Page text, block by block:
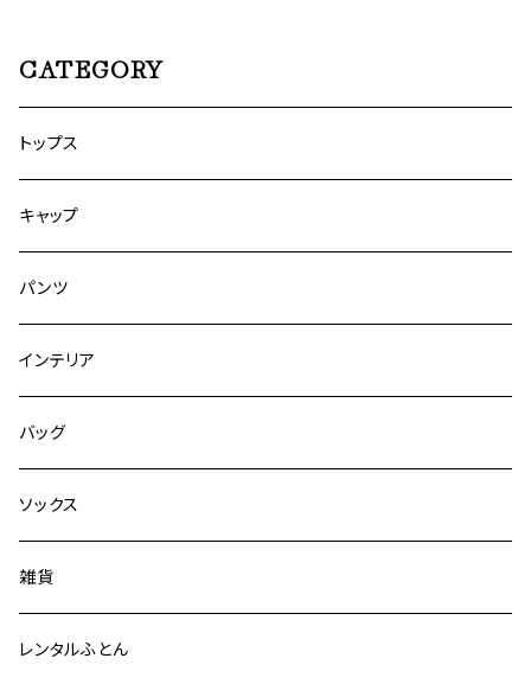
CATEGORY
トップス
キャップ
パンツ
インテリア
バッグ
ソックス
雑貨
レンタルふとん